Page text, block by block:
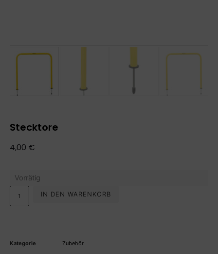
Stecktore
4,00 €
Vorrätig
IN DEN WARENKORB
Kategorie Zubehör